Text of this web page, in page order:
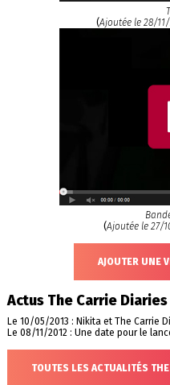
(Ajoutée le 28/
(Ajoutée le 27/
AJOUTER UNE
Actus The Carrie Diaries
Le 10/05/2013 : Nikita et The Carrie
Le 08/11/2012 : Une date pour le
TOUTES LES ACTUALITÉS